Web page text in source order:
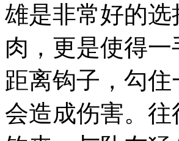
雄是非常好的
肉，更是使得
距离钩子，勾
会造成伤害。